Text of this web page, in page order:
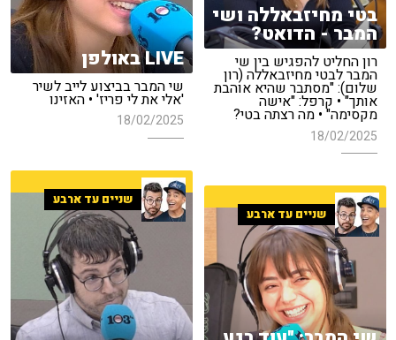
בטי מחיזבאללה ושי
המבר - הדואט?
רון החליט להפגיש בין שי
המבר לבטי מחיזבאללה (רון
שלום): "מסתבר שהיא אוהבת
אותך" • קרפל: "אישה
מקסימה" • מה רצתה בטי?
18/02/2025
LIVE באולפן
שי המבר בביצוע לייב לשיר
'אלי את לי פריז' • האזינו
18/02/2025
שניים עד ארבע
שניים עד ארבע